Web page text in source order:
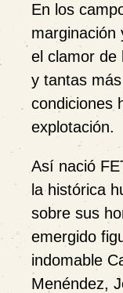
En los
marginación
el clamor de
y tantas
condiciones
explotación.
Así nació
la histórica
sobre sus
emergido
indomable
Menéndez,